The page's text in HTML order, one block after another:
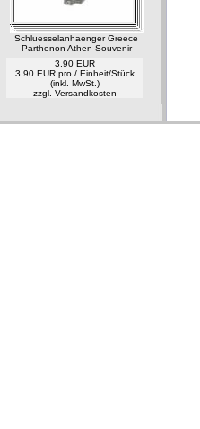
Schluesselanhaenger Greece
Parthenon Athen Souvenir
3,90 EUR
3,90 EUR pro / Einheit/Stück
(inkl. MwSt.)
zzgl. Versandkosten